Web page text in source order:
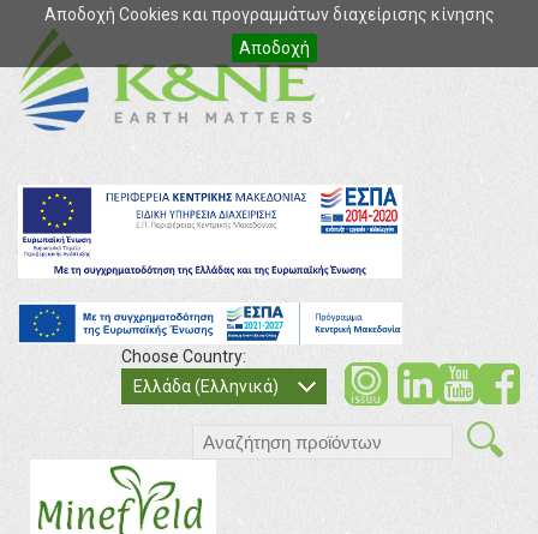
Αποδοχή Cookies και προγραμμάτων διαχείρισης κίνησης
Αποδοχή
Choose Country:
Ελλάδα (Ελληνικά)